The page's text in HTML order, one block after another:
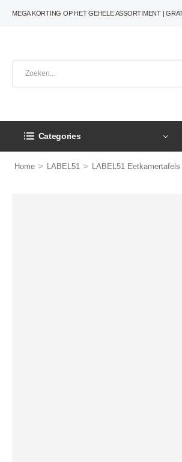
MEGA KORTING OP HET GEHELE ASSORTIMENT |
Categories
Home > LABEL51 > LABEL51 Eetkamertafels